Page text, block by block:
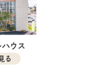
ウス
る